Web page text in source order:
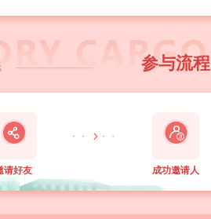
参与流程
请好友 成功邀请人